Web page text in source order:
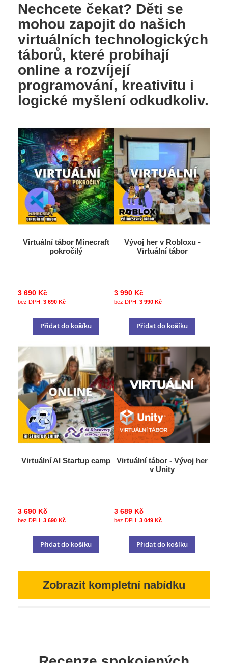
Nechcete čekat? Děti se
mohou zapojit do našich
virtuálních technologických
táborů, které probíhají
online a rozvíjejí
programování, kreativitu i
logické myšlení odkudkoliv.
Virtuální tábor Minecraft
pokročilý
3 690 Kč
3 690 Kč
Přidat do košíku
Vývoj her v Robloxu -
Virtuální tábor
3 990 Kč
3 990 Kč
Přidat do košíku
Virtuální AI Startup camp
3 690 Kč
3 690 Kč
Přidat do košíku
Virtuální tábor - Vývoj her
v Unity
3 689 Kč
3 049 Kč
Přidat do košíku
Zobrazit kompletní nabídku